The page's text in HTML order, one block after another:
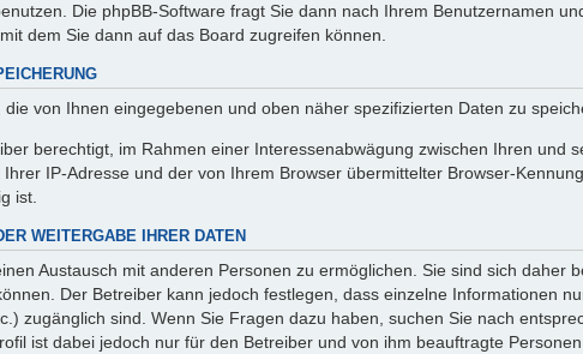
Die phpBB-Software fragt Sie dann nach Ihrem Benutzernamen
dem Sie dann auf das Board zugreifen können.
von Ihnen eingegebenen und oben näher spezifizierten Daten zu
berechtigt, im Rahmen einer Interessenabwägung zwischen Ihren und
IP-Adresse und der von Ihrem Browser übermittelter Browser-
ist.
WEITERGABE IHRER DATEN
Austausch mit anderen Personen zu ermöglichen. Sie sind sich
Der Betreiber kann jedoch festlegen, dass einzelne Informationen
zugänglich sind. Wenn Sie Fragen dazu haben, suchen Sie nach
ist dabei jedoch nur für den Betreiber und von ihm beauftragte